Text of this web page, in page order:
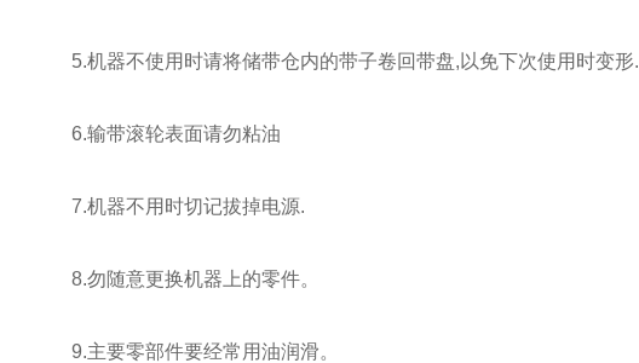
5.机器不使用时请将储带仓内的带子卷回带盘,以免下次使用时变形.
6.输带滚轮表面请勿粘油
7.机器不用时切记拔掉电源.
8.勿随意更换机器上的零件。
9.主要零部件要经常用油润滑。